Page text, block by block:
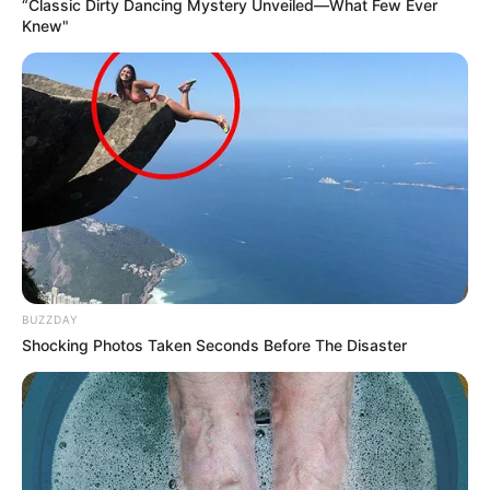
Expectativa para o desempenho brasileiro
A partida também serve como teste para ajustes táticos e definição
de peças-chave no elenco. Ancelotti observa atentamente o
desempenho dos atletas, principalmente aqueles que ainda
disputam uma vaga na convocação final.
“Classic Dirty Dancing Mystery Unveiled—What Few Ever
Knew"
BUZZDAY
Shocking Photos Taken Seconds Before The Disaster